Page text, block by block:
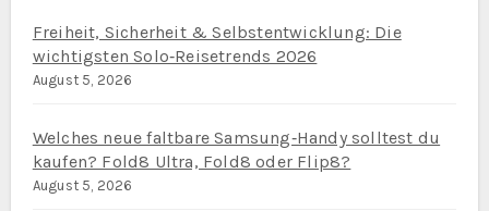
Freiheit, Sicherheit & Selbstentwicklung: Die
wichtigsten Solo‑Reisetrends 2026
August 5, 2026
Welches neue faltbare Samsung‑Handy solltest du
kaufen? Fold8 Ultra, Fold8 oder Flip8?
August 5, 2026